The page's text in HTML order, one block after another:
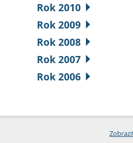
Rok 2010
Rok 2009
Rok 2008
Rok 2007
Rok 2006